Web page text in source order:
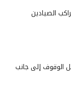
الصيادين
الوقوف إلى جانب